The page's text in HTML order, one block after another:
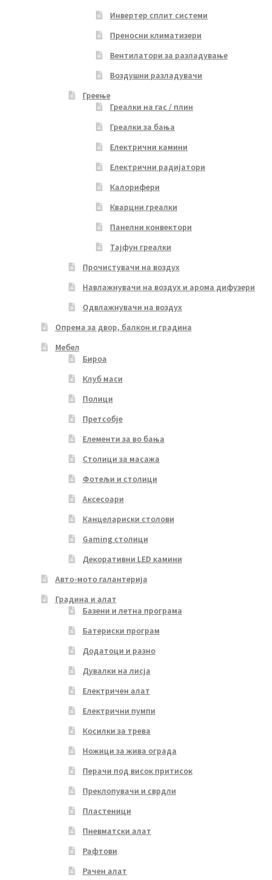
Инвертер сплит системи
Преносни климатизери
Вентилатори за разладување
Воздушни разладувачи
Греење
Греалки на гас / плин
Греалки за бања
Електрични камини
Електрични радијатори
Калорифери
Кварцни греалки
Панелни конвектори
Тајфун греалки
Прочистувачи на воздух
Навлажнувачи на воздух и арома дифузери
Одвлажнувачи на воздух
Опрема за двор, балкон и градина
Мебел
Бироа
Клуб маси
Полици
Претсобје
Елементи за во бања
Столици за масажа
Фотељи и столици
Аксесоари
Канцелариски столови
Gaming столици
Декоративни LED камини
Авто-мото галантерија
Градина и алат
Базени и летна програма
Батериски програм
Додатоци и разно
Дувалки на лисја
Електричен алат
Електрични пумпи
Косилки за трева
Ножици за жива ограда
Перачи под висок притисок
Преклопувачи и сврдли
Пластеници
Пневматски алат
Рафтови
Рачен алат